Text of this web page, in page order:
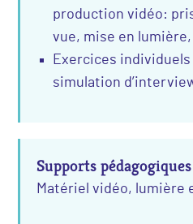
production vidéo:
vue, mise en
Exercices
simulation
Supports pédagogiques
Matériel vidéo, lumière